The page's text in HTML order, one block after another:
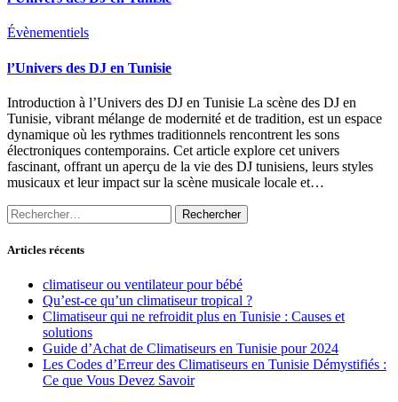
Évènementiels
l’Univers des DJ en Tunisie
Introduction à l’Univers des DJ en Tunisie La scène des DJ en
Tunisie, vibrant mélange de modernité et de tradition, est un espace
dynamique où les rythmes traditionnels rencontrent les sons
électroniques contemporains. Cet article explore cet univers
fascinant, offrant un aperçu de la vie des DJ tunisiens, leurs styles
musicaux et leur impact sur la scène musicale locale et…
Rechercher :
Articles récents
climatiseur ou ventilateur pour bébé
Qu’est-ce qu’un climatiseur tropical ?
Climatiseur qui ne refroidit plus en Tunisie : Causes et
solutions
Guide d’Achat de Climatiseurs en Tunisie pour 2024
Les Codes d’Erreur des Climatiseurs en Tunisie Démystifiés :
Ce que Vous Devez Savoir